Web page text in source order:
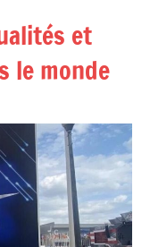
et
le monde